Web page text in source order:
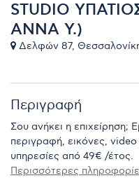
STUDIO
ΑΝΝΑ Υ.)
Δελφών 87,
Περιγραφή
Σου ανήκει η επιχείρηση;
περιγραφή, εικόνες,
υπηρεσίες από 49€ /έτος.
Περισσότερες